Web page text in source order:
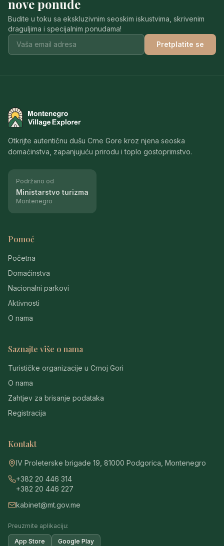
nove ponude
Budite u toku sa ekskluzivnim seoskim iskustvima, skrivenim
draguljima i specijalnim ponudama!
Pretplatite se
Montenegro Village Explorer
Otkrijte autentičnu dušu Crne Gore kroz njena seoska
domaćinstva, zapanjujuću prirodu i toplo gostoprimstvo.
Podržano od
Ministarstvo turizma
Montenegro
Pomoć
Početna
Domaćinstva
Nacionalni parkovi
Aktivnosti
O nama
Saznajte više o nama
Turističke organizacije u Crnoj Gori
O nama
Zahtjev za brisanje podataka
Registracija
Kontakt
IV Proleterske brigade 19, 81000 Podgorica, Montenegro
+382 20 446 314
+382 20 446 227
kabinet@mt.gov.me
Preuzmite aplikaciju:
App Store Google Play